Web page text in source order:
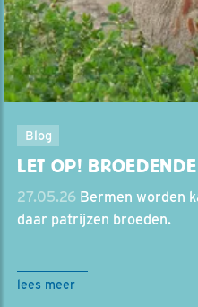
Blog
LET OP!
27.05.26 Bermen worden
daar patrijzen broeden.
lees meer